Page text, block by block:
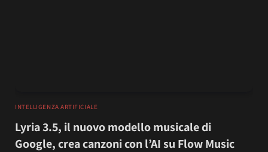
INTELLIGENZA ARTIFICIALE
Lyria 3.5, il nuovo modello musicale di
Google, crea canzoni con l’AI su Flow Music